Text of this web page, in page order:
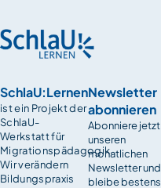
SchlaU:Lernen
ist ein Projekt der
SchlaU-
Werkstatt für
Migrationspädagogik.
Wir verändern
Bildungspraxis
Newsletter
abonnieren
Abonniere jetzt
unseren
monatlichen
Newsletter und
bleibe bestens